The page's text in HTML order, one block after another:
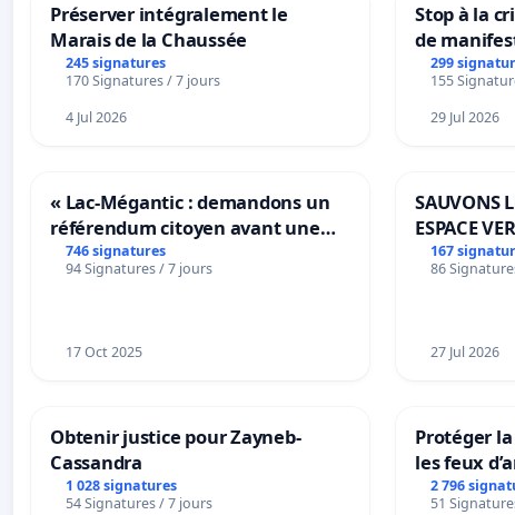
Préserver intégralement le
Marais de la Chaussée
245 signatures
170 Signatures / 7 jours
4 Jul 2026
Stop à la
de
299
155
29 Jul 2026
« Lac-Mégantic : demandons un
référendum citoyen avant une
transformation irréversible de
notre territoire »
746 signatures
94 Signatures / 7 jours
17 Oct 2025
SAUVONS
ESPACE
BOUGERIES
167
86
27 Jul 2026
Obtenir justice pour Zayneb-
Cassandra
1 028 signatures
54 Signatures / 7 jours
Protéger
les feux
2 796
51